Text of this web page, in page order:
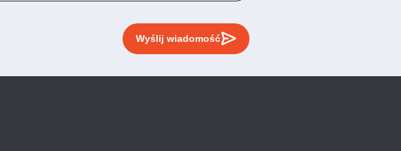
Wyślij wiadomość